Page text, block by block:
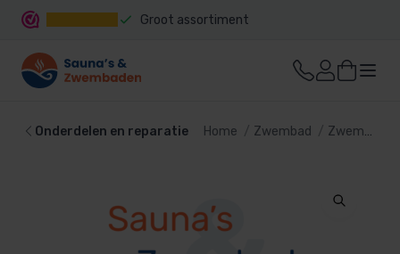
Groot assortiment
Onderdelen en reparatie Home Zwembad Zwembadtechniek